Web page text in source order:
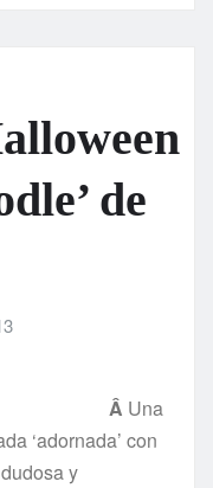
de
Â Una
‘adornada’ con
y